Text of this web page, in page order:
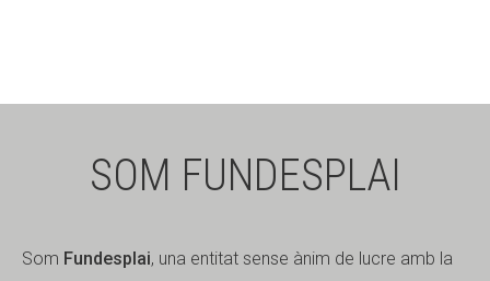
SOM FUNDESPLAI
Som Fundesplai, una entitat sense ànim de lucre amb la